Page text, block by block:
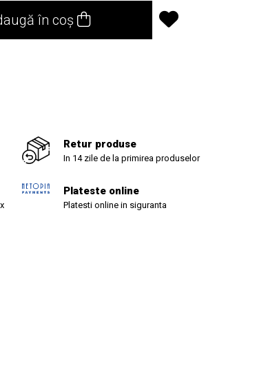
în coș
Retur produse
In 14 zile de la primirea produselor
Plateste online
Platesti online in siguranta